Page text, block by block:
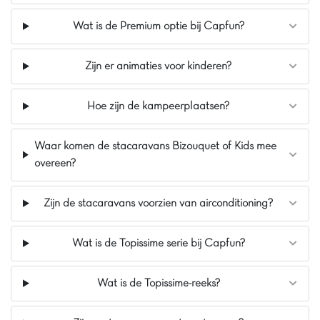
Verwarmd buitenzwembad
Wat is de Premium optie bij Capfun?
Zijn er animaties voor kinderen?
Hoe zijn de kampeerplaatsen?
Waar komen de stacaravans Bizouquet of Kids mee
overeen?
Zijn de stacaravans voorzien van airconditioning?
Wat is de Topissime serie bij Capfun?
Wat is de Topissime-reeks?